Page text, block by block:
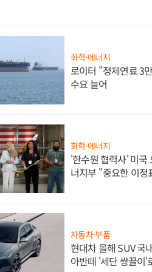
화학·에너지
로이터 "정제연료 3
수요 늘어
화학·에너지
'한수원 협력사' 미국
너지부 "중요한 이정
자동차·부품
현대차 올해 SUV 국
아반떼 '세단 쌍끌이'